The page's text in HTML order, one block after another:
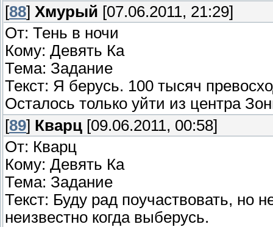
[88] Хмурый [07.06.2011, 21:29]
От: Тень в ночи
Кому: Девять Ка
Тема: Задание
Текст: Я берусь. 100 тысяч
Осталось только уйти из центра
[89] Кварц [09.06.2011, 00:58]
От: Кварц
Кому: Девять Ка
Тема: Задание
Текст: Буду рад поучаствовать, но
неизвестно когда выберусь.